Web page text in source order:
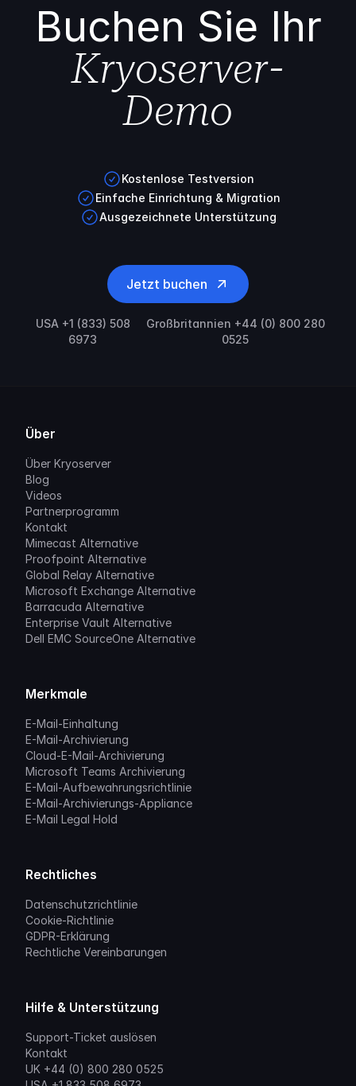
Buchen Sie Ihr
Kryoserver-
Demo
Kostenlose Testversion
Einfache Einrichtung & Migration
Ausgezeichnete Unterstützung
Jetzt buchen
USA +1 (833) 508
6973
Großbritannien +44 (0) 800 280
0525
Über
Über Kryoserver
Blog
Videos
Partnerprogramm
Kontakt
Mimecast Alternative
Proofpoint Alternative
Global Relay Alternative
Microsoft Exchange Alternative
Barracuda Alternative
Enterprise Vault Alternative
Dell EMC SourceOne Alternative
Merkmale
E-Mail-Einhaltung
E-Mail-Archivierung
Cloud-E-Mail-Archivierung
Microsoft Teams Archivierung
E-Mail-Aufbewahrungsrichtlinie
E-Mail-Archivierungs-Appliance
E-Mail Legal Hold
Rechtliches
Datenschutzrichtlinie
Cookie-Richtlinie
GDPR-Erklärung
Rechtliche Vereinbarungen
Hilfe & Unterstützung
Support-Ticket auslösen
Kontakt
UK +44 (0) 800 280 0525